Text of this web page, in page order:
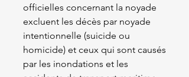
officielles concernant la noyade
excluent les décès par noyade
intentionnelle (suicide ou
homicide) et ceux qui sont causés
par les inondations et les